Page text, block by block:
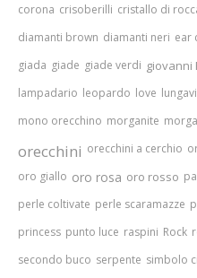
corona crisoberilli cristallo di
diamanti brown diamanti neri ear
giada giade giade verdi giovanni
lampadario leopardo love
mono orecchino morganite
orecchini orecchini a cerchio
oro giallo oro rosa oro rosso
perle coltivate perle scaramazze
princess punto luce raspini Rock
secondo buco serpente simbolo